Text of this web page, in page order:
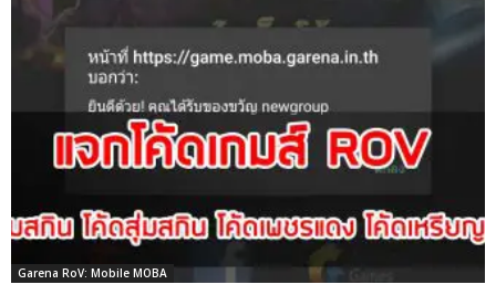
Garena RoV: Mobile MOBA